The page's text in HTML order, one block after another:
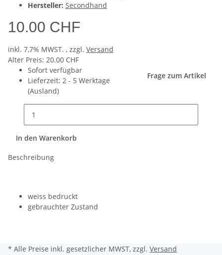
Hersteller: Secondhand
10.00 CHF
inkl. 7,7% MWST. , zzgl. Versand
Alter Preis: 20.00 CHF
Sofort verfügbar
Lieferzeit: 2 - 5 Werktage
(Ausland)
Frage zum Artikel
In den Warenkorb
Beschreibung
weiss bedruckt
gebrauchter Zustand
* Alle Preise inkl. gesetzlicher MWST, zzgl. Versand